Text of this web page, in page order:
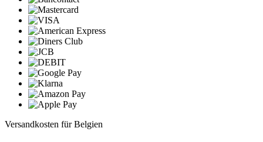
Versandkosten für Belgien